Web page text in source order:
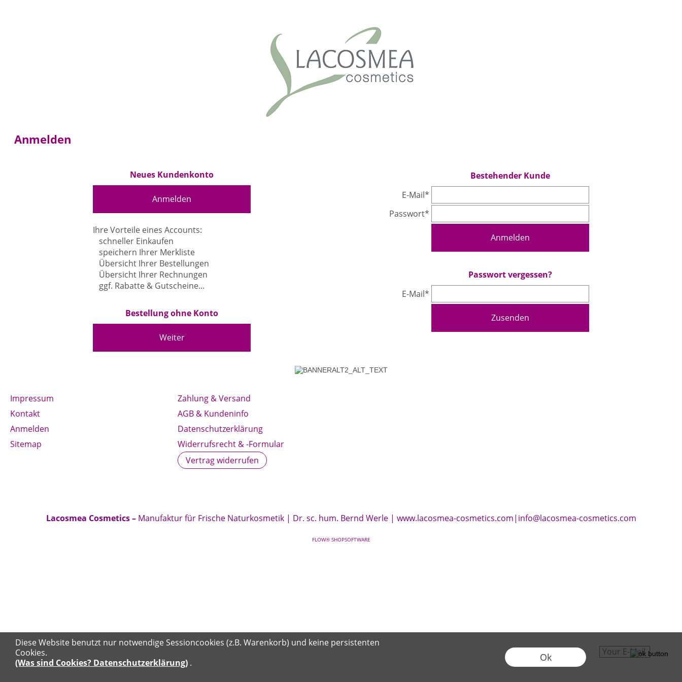
Diese Website benutzt nur notwendige Sessioncookies (z.B. Warenkorb) und keine persistenten
Cookies.
(Was sind Cookies? Datenschutzerklärung) . Ok
Anmelden
Neues Kundenkonto
Anmelden
Ihre Vorteile eines Accounts:
schneller Einkaufen
speichern Ihrer Merkliste
Übersicht Ihrer Bestellungen
Übersicht Ihrer Rechnungen
ggf. Rabatte & Gutscheine...
Bestellung ohne Konto
Weiter
Bestehender Kunde
E-Mail*
Passwort*
Anmelden
Passwort vergessen?
E-Mail*
Zusenden
Impressum
Kontakt
Anmelden
Sitemap
Zahlung & Versand
AGB & Kundeninfo
Datenschutzerklärung
Widerrufsrecht & -Formular
Vertrag widerrufen
Lacosmea Cosmetics – Manufaktur für Frische Naturkosmetik | Dr. sc. hum. Bernd Werle | www.lacosmea-cosmetics.com| info@lacosmea-cosmetics.com
FLOW® SHOPSOFTWARE